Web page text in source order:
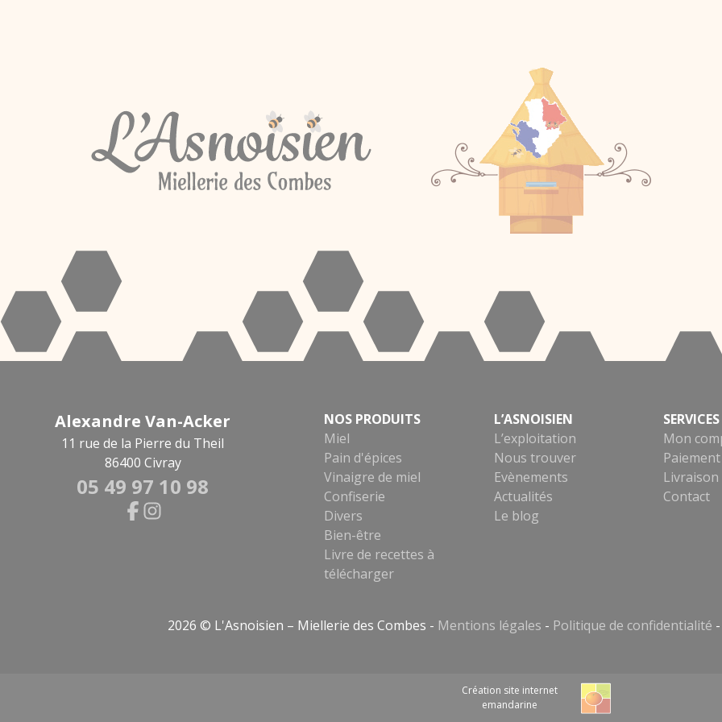
Alexandre Van-Acker
11 rue de la Pierre du Theil
86400 Civray
05 49 97 10 98
NOS PRODUITS
Miel
Pain d'épices
Vinaigre de miel
Confiserie
Divers
Bien-être
Livre de recettes à
télécharger
L’ASNOISIEN
L’exploitation
Nous trouver
Evènements
Actualités
Le blog
SERVICES
Mon
Livraison
Contact
2026 © L'Asnoisien – Miellerie des Combes - Mentions légales - Politique de confidentialité -
Création site internet
emandarine